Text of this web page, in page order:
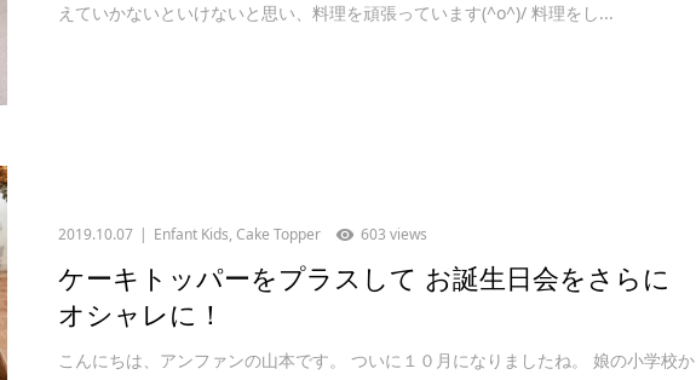
えていかないといけないと思い、料理を頑張っています(^o^)/ 料理をし...
2019.10.07 Enfant Kids,Cake Topper 603 views
ケーキトッパーをプラスして お誕生日会をさらに
オシャレに！
こんにちは、アンファンの山本です。 ついに１０月になりましたね。 娘の小学校か